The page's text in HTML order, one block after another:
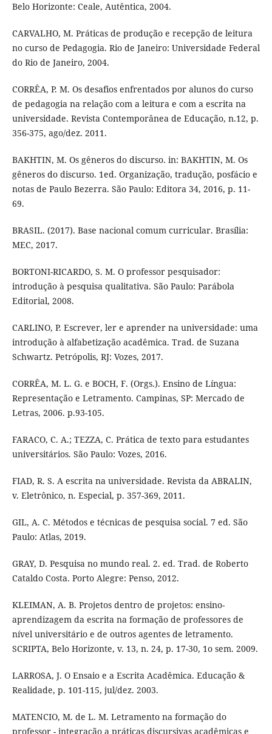
Belo Horizonte: Ceale, Autêntica, 2004.
CARVALHO, M. Práticas de produção e recepção de leitura
no curso de Pedagogia. Rio de Janeiro: Universidade Federal
do Rio de Janeiro, 2004.
CORRÊA, P. M. Os desafios enfrentados por alunos do curso
de pedagogia na relação com a leitura e com a escrita na
universidade. Revista Contemporânea de Educação, n.12, p.
356-375, ago/dez. 2011.
BAKHTIN, M. Os gêneros do discurso. in: BAKHTIN, M. Os
gêneros do discurso. 1ed. Organização, tradução, posfácio e
notas de Paulo Bezerra. São Paulo: Editora 34, 2016, p. 11-
69.
BRASIL. (2017). Base nacional comum curricular. Brasília:
MEC, 2017.
BORTONI-RICARDO, S. M. O professor pesquisador:
introdução à pesquisa qualitativa. São Paulo: Parábola
Editorial, 2008.
CARLINO, P. Escrever, ler e aprender na universidade: uma
introdução à alfabetização acadêmica. Trad. de Suzana
Schwartz. Petrópolis, RJ: Vozes, 2017.
CORRÊA, M. L. G. e BOCH, F. (Orgs.). Ensino de Língua:
Representação e Letramento. Campinas, SP: Mercado de
Letras, 2006. p.93-105.
FARACO, C. A.; TEZZA, C. Prática de texto para estudantes
universitários. São Paulo: Vozes, 2016.
FIAD, R. S. A escrita na universidade. Revista da ABRALIN,
v. Eletrônico, n. Especial, p. 357-369, 2011.
GIL, A. C. Métodos e técnicas de pesquisa social. 7 ed. São
Paulo: Atlas, 2019.
GRAY, D. Pesquisa no mundo real. 2. ed. Trad. de Roberto
Cataldo Costa. Porto Alegre: Penso, 2012.
KLEIMAN, A. B. Projetos dentro de projetos: ensino-
aprendizagem da escrita na formação de professores de
nível universitário e de outros agentes de letramento.
SCRIPTA, Belo Horizonte, v. 13, n. 24, p. 17-30, 1o sem. 2009.
LARROSA, J. O Ensaio e a Escrita Acadêmica. Educação &
Realidade, p. 101-115, jul/dez. 2003.
MATENCIO, M. de L. M. Letramento na formação do
professor - integração a práticas discursivas acadêmicas e